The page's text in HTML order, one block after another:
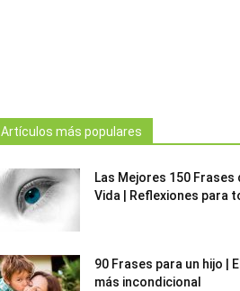
Artículos más populares
Las Mejores 150 Frases
Vida | Reflexiones para
90 Frases para un hijo |
más incondicional